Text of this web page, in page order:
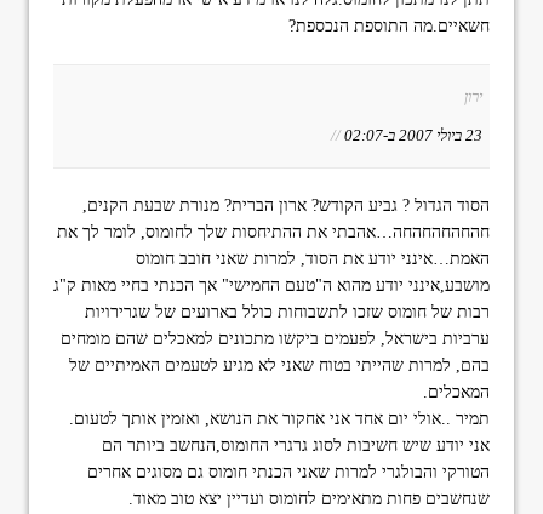
חשאיים.מה התוספת הנכספת?
ירון
23 ביולי 2007 ב-02:07 //
הסוד הגדול ? גביע הקודש? ארון הברית? מנורת שבעת הקנים,
חהחהחהחהחה…אהבתי את ההתיחסות שלך לחומוס, לומר לך את
האמת…אינני יודע את הסוד, למרות שאני חובב חומוס
מושבע,אינני יודע מהוא ה"טעם החמישי" אך הכנתי בחיי מאות ק"ג
רבות של חומוס שזכו לתשבוחות כולל בארועים של שגרירויות
ערביות בישראל, לפעמים ביקשו מתכונים למאכלים שהם מומחים
בהם, למרות שהייתי בטוח שאני לא מגיע לטעמים האמיתיים של
המאכלים.
תמיר ..אולי יום אחד אני אחקור את הנושא, ואזמין אותך לטעום.
אני יודע שיש חשיבות לסוג גרגרי החומוס,הנחשב ביותר הם
הטורקי והבולגרי למרות שאני הכנתי חומוס גם מסוגים אחרים
שנחשבים פחות מתאימים לחומוס ועדיין יצא טוב מאוד.